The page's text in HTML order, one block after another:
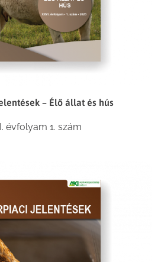
– Élő állat és hús
évfolyam 1. szám